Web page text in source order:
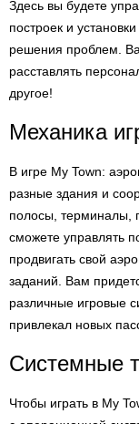
Здесь вы будете
построек и
решения проблем.
расставлять
другое!
Механика
В игре My Town:
разные здания и
полосы, терминалы,
сможете управлять
продвигать свой
заданий. Вам
различные игровые
привлекал новых
Системные
Чтобы играть в My